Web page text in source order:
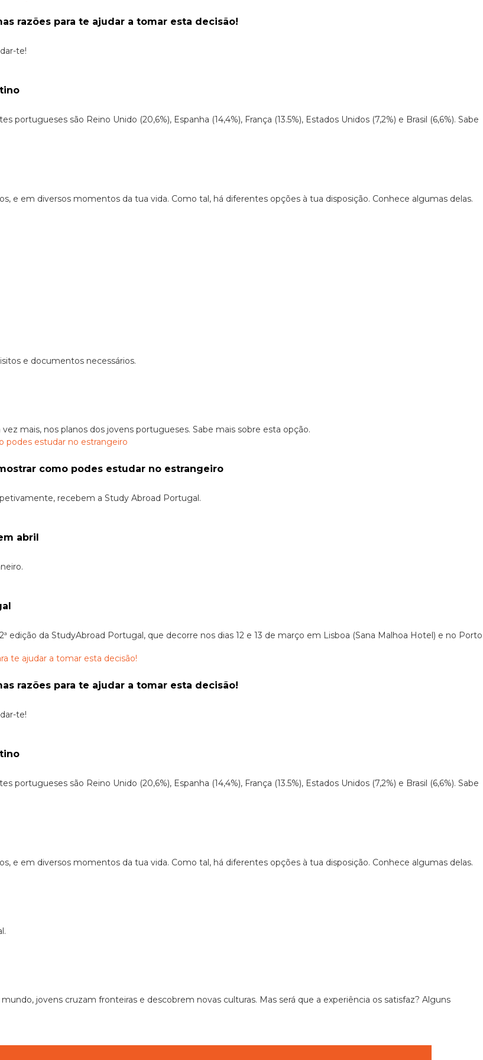
razões para te ajudar a tomar esta decisão!
te!
são Reino Unido (20,6%), Espanha (14,4%), França (13.5%), Estados Unidos (7,2%) e Brasil (6,6%). Sabe
e em diversos momentos da tua vida. Como tal, há diferentes opções à tua disposição. Conhece algumas delas.
e documentos necessários.
mais, nos planos dos jovens portugueses. Sabe mais sobre esta opção.
como podes estudar no estrangeiro
recebem a Study Abroad Portugal.
abril
edição da StudyAbroad Portugal, que decorre nos dias 12 e 13 de março em Lisboa (Sana Malhoa Hotel) e no Porto
razões para te ajudar a tomar esta decisão!
te!
são Reino Unido (20,6%), Espanha (14,4%), França (13.5%), Estados Unidos (7,2%) e Brasil (6,6%). Sabe
e em diversos momentos da tua vida. Como tal, há diferentes opções à tua disposição. Conhece algumas delas.
jovens cruzam fronteiras e descobrem novas culturas. Mas será que a experiência os satisfaz? Alguns